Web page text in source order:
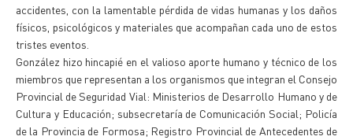
accidentes, con la lamentable pérdida de vidas humanas y los daños
físicos, psicológicos y materiales que acompañan cada uno de estos
tristes eventos.
González hizo hincapié en el valioso aporte humano y técnico de los
miembros que representan a los organismos que integran el Consejo
Provincial de Seguridad Vial: Ministerios de Desarrollo Humano y de
Cultura y Educación; subsecretaría de Comunicación Social; Policía
de la Provincia de Formosa; Registro Provincial de Antecedentes de